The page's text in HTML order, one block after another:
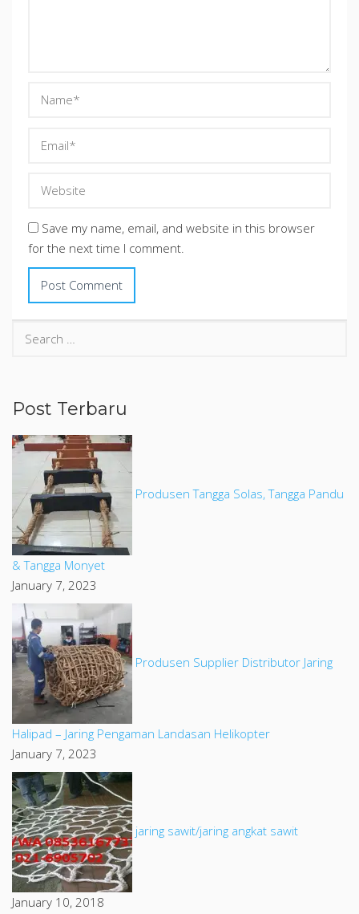
Save my name, email, and website in this browser
for the next time I comment.
Post Terbaru
Produsen Tangga Solas, Tangga Pandu
& Tangga Monyet
January 7, 2023
Produsen Supplier Distributor Jaring
Halipad – Jaring Pengaman Landasan Helikopter
January 7, 2023
jaring sawit/jaring angkat sawit
January 10, 2018